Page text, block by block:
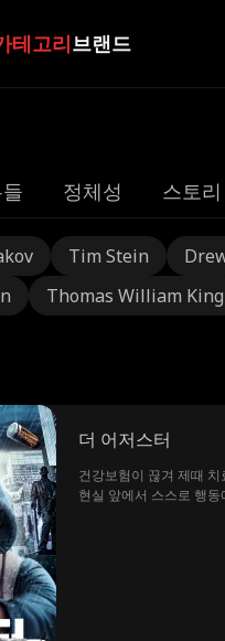
테고리브랜드
정체성 스토
Tim Stein
Thomas William King
더 어저스터
건강보험이 끊겨 제때
현실 앞에서 스스로 행